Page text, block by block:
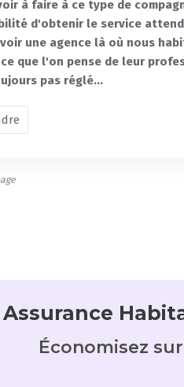
à faire à ce type de
d'obtenir le service
une agence là où nous
que l'on pense de leur
pas réglé...
Assurance
Économisez